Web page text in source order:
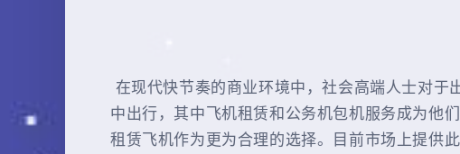
在现代快节奏的商业环境中，社会高端人士对
中出行，其中飞机租赁和公务机包机服务成为他
租赁飞机作为更为合理的选择。目前市场上提供